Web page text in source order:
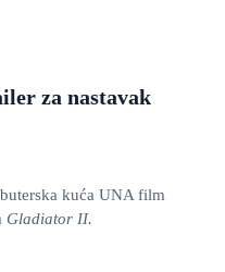
za nastavak
kuća UNA film
Gladiator II.